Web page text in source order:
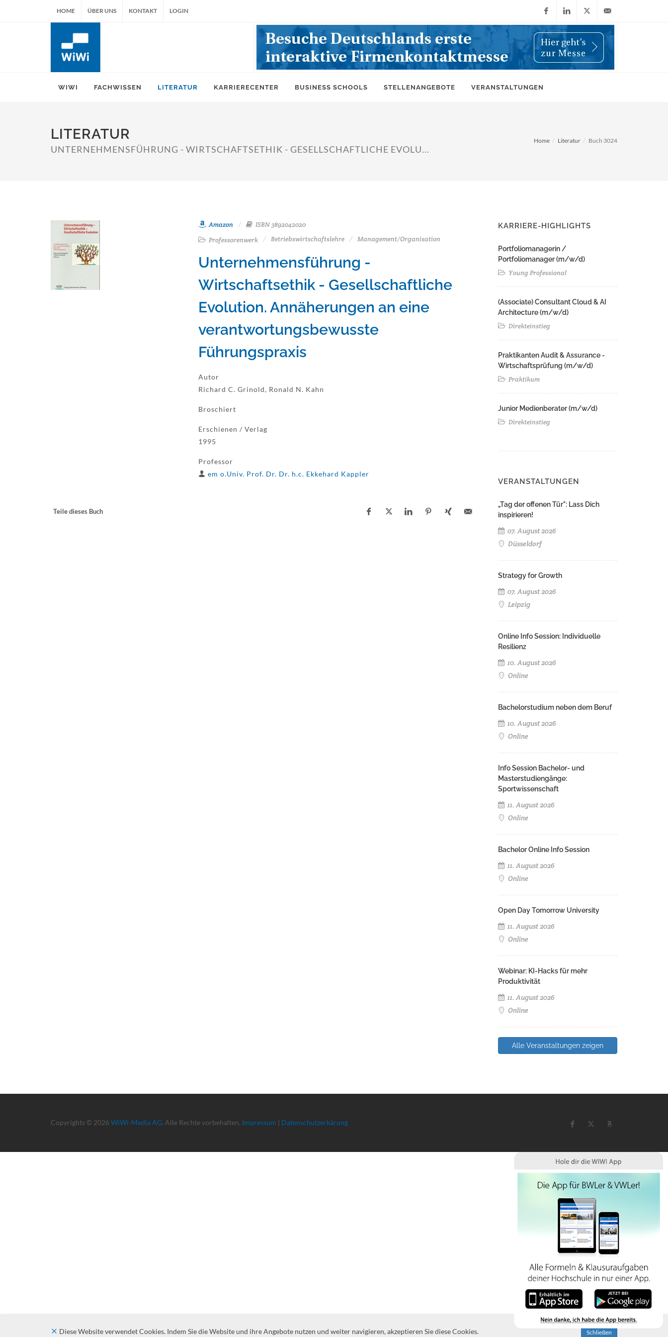
HOME ÜBER UNS KONTAKT LOGIN
FacebookLinkedIn
X
(Twitter)
info@wiwi-
WIWI FACHWISSEN LITERATUR KARRIERECENTER BUSINESS SCHOOLS STELLENANGEBOTE VERANSTALTUNGEN
LITERATUR
UNTERNEHMENSFÜHRUNG - WIRTSCHAFTSETHIK - GESELLSCHAFTLICHE EVOLU...
Home Literatur Buch 3024
Amazon
ISBN 3892042020
Professorenwerk
Betriebswirtschaftslehre Management/Organisation
Unternehmensführung -
Wirtschaftsethik - Gesellschaftliche
Evolution. Annäherungen an eine
verantwortungsbewusste
Führungspraxis
Autor
Richard C. Grinold, Ronald N. Kahn
Broschiert
Erschienen / Verlag
1995
Professor
em o.Univ. Prof. Dr. Dr. h.c. Ekkehard Kappler
Teile dieses Buch
KARRIERE-HIGHLIGHTS
Portfoliomanagerin /
Portfoliomanager (m/w/d)
Young Professional
(Associate) Consultant Cloud & AI
Architecture (m/w/d)​ ​
Direkteinstieg
Praktikanten Audit & Assurance -
Wirtschaftsprüfung (m/w/d)
Praktikum
Junior Medienberater (m/w/d)
Direkteinstieg
VERANSTALTUNGEN
„Tag der offenen Tür": Lass Dich
inspirieren!
07. August 2026
Düsseldorf
Strategy for Growth
07. August 2026
Leipzig
Online Info Session: Individuelle
Resilienz
10. August 2026
Online
Bachelorstudium neben dem Beruf
10. August 2026
Online
Info Session Bachelor- und
Masterstudiengänge:
Sportwissenschaft
11. August 2026
Online
Bachelor Online Info Session
11. August 2026
Online
Open Day Tomorrow University
11. August 2026
Online
Webinar: KI-Hacks für mehr
Produktivität
11. August 2026
Online
Alle Veranstaltungen zeigen
Copyrights © 2026 WiWi-Media AG. Alle Rechte vorbehalten. Impressum | Datenschutzerkärung
Diese Website verwendet Cookies. Indem Sie die Website und ihre Angebote nutzen und weiter navigieren, akzeptieren Sie diese Cookies. Schließen